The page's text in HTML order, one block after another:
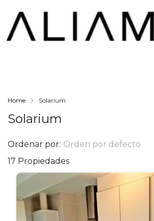
Home Solarium
Solarium
17 Propiedades
Ordenar por: Orden por defecto